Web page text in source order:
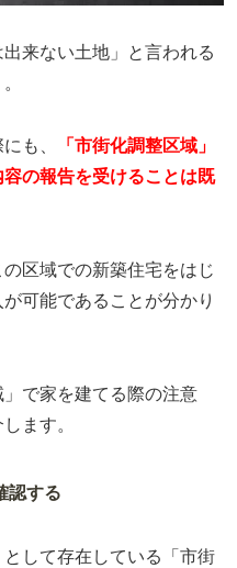
来ない土地」と言われる
も、
「市街化調整区域」
の報告を受けることは既
区域での新築住宅をはじ
可能であることが分かり
で家を建てる際の注意
ます。
認する
として存在している「市街